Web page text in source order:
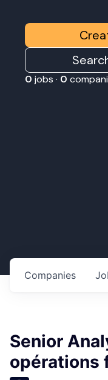
0 jobs · 0
Companies
Senior
opérations